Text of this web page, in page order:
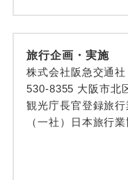
旅行企画・実施
株式会社阪急交通社
530-8355 大阪市北
観光庁長官登録旅
（一社）日本旅行